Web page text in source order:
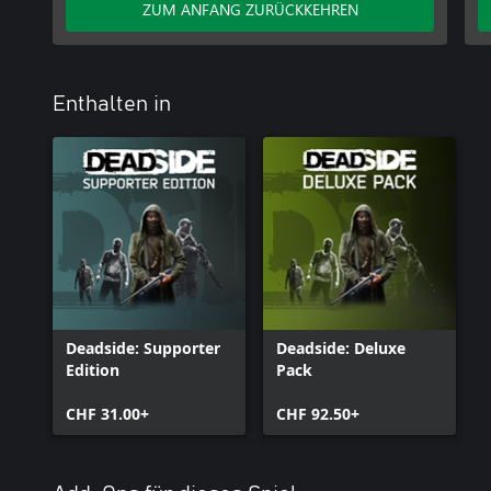
Modulen. Sie haben eine andere Taktik im Sinn? Stellen Sie
zum Wiedereinstieg ins Spiel und setzen Sie Rauchgranaten für
ZUM ANFANG ZURÜCKKEHREN
Enthalten in
Deadside: Supporter
Edition
CHF 31.00+
Deadside: Deluxe
Pack
CHF 92.50+